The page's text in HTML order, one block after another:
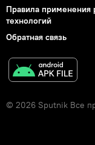
Правила применения
технологий
Обратная связь
© 2026 Sputnik Все